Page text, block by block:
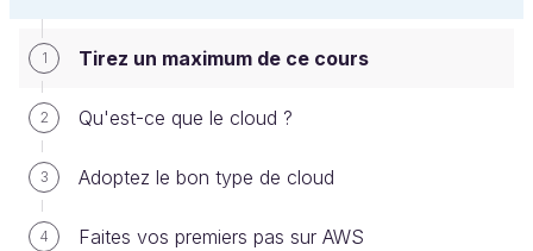
1 Tirez un maximum de ce cours
2 Qu'est-ce que le cloud ?
3 Adoptez le bon type de cloud
4 Faites vos premiers pas sur AWS
Tirez un maximum de ce cours
Welcome to the 100% online school for careers with
a future.
Get free access to all the features of this course
(quizzes, videos, unlimited access to all chapters) by